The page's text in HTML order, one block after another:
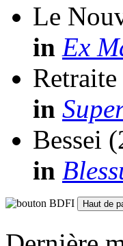
Le
in Ex
in
Bessei
in